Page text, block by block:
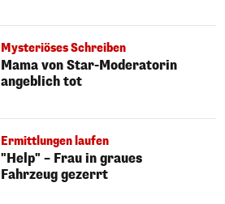
Mysteriöses Schreiben
Mama von Star-Moderatorin
angeblich tot
Ermittlungen laufen
"Help" – Frau in graues
Fahrzeug gezerrt